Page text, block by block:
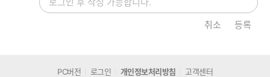
취소 등록
PC버전 로그인 개인정보처리방침 고객센터